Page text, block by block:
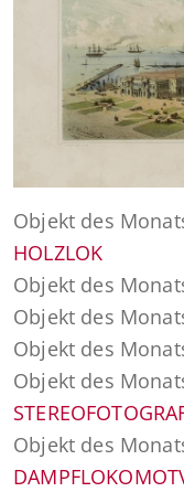
Objekt des
HOLZLOK
Objekt des
Objekt des
Objekt des
Objekt des
Objekt des